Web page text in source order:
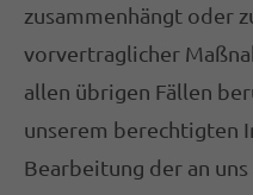
zusammenhängt oder
vorvertraglicher
allen übrigen Fällen
unserem berechtigten
Bearbeitung der an